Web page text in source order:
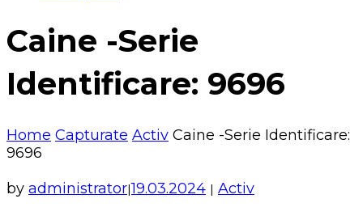
Caine -Serie
Identificare: 9696
Home Capturate Activ Caine -Serie Identificare:
9696
by administrator|19.03.2024 | Activ